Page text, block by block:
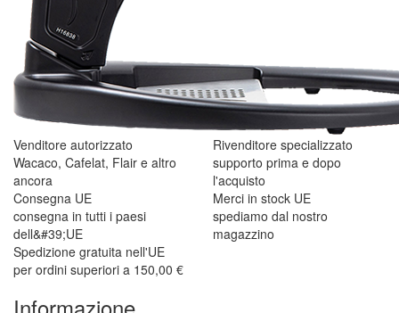
Venditore autorizzato
Wacaco, Cafelat, Flair e altro
ancora
Rivenditore specializzato
supporto prima e dopo
l'acquisto
Consegna UE
consegna in tutti i paesi
dell&#39;UE
Merci in stock UE
spediamo dal nostro
magazzino
Spedizione gratuita nell'UE
per ordini superiori a 150,00 €